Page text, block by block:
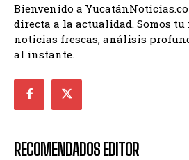
Bienvenido a
directa a la actualidad. Somos
noticias frescas, análisis
al instante.
RECOMENDADOS EDITOR